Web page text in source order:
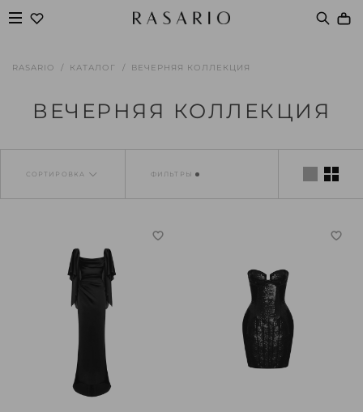
RASARIO КАТАЛОГ ВЕЧЕРНЯЯ КОЛЛЕКЦИЯ
ВЕЧЕРНЯЯ КОЛЛЕКЦИЯ
СОРТИРОВКА ФИЛЬТРЫ